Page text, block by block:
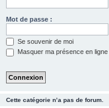
Mot de passe :
Se souvenir de moi
Masquer ma présence en
Cette catégorie n’a pas de forum.